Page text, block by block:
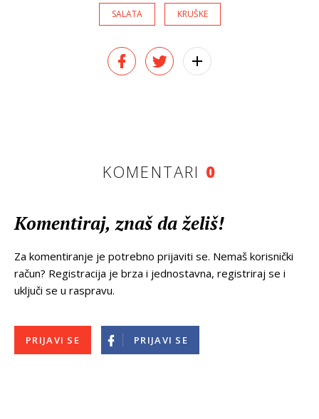
SALATA KRUŠKE
KOMENTARI 0
Komentiraj, znaš da želiš!
Za komentiranje je potrebno prijaviti se. Nemaš korisnički
račun? Registracija je brza i jednostavna, registriraj se i
uključi se u raspravu.
PRIJAVI SE PRIJAVI SE